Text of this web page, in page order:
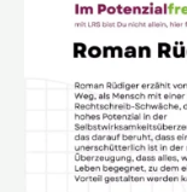
von
talent::digital
Potenzialfrei?!
Podcast